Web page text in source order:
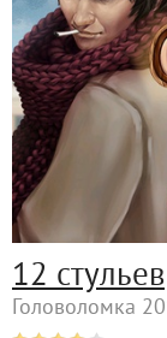
12 стульев
Головоломка